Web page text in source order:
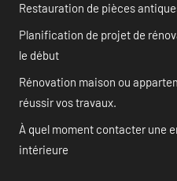
Restauration de pièces
Planification de projet de
le début
Rénovation maison ou
réussir vos travaux.
À quel moment contacter une
intérieure